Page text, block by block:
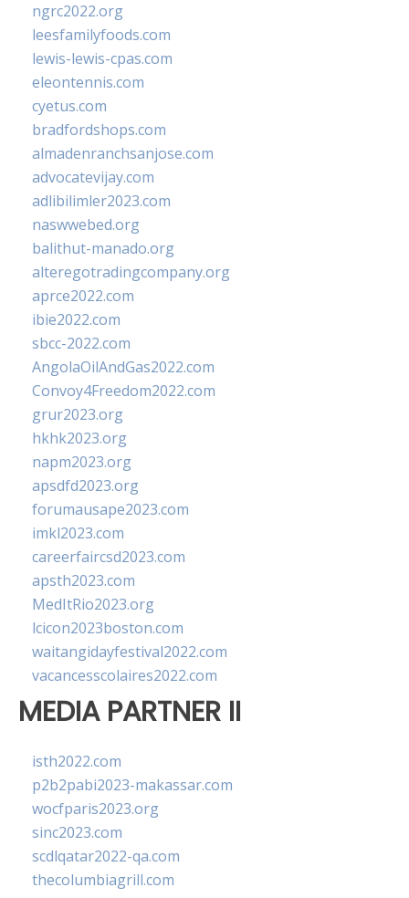
ngrc2022.org
leesfamilyfoods.com
lewis-lewis-cpas.com
eleontennis.com
cyetus.com
bradfordshops.com
almadenranchsanjose.com
advocatevijay.com
adlibilimler2023.com
naswwebed.org
balithut-manado.org
alteregotradingcompany.org
aprce2022.com
ibie2022.com
sbcc-2022.com
AngolaOilAndGas2022.com
Convoy4Freedom2022.com
grur2023.org
hkhk2023.org
napm2023.org
apsdfd2023.org
forumausape2023.com
imkl2023.com
careerfaircsd2023.com
apsth2023.com
MedItRio2023.org
lcicon2023boston.com
waitangidayfestival2022.com
vacancesscolaires2022.com
MEDIA PARTNER II
isth2022.com
p2b2pabi2023-makassar.com
wocfparis2023.org
sinc2023.com
scdlqatar2022-qa.com
thecolumbiagrill.com